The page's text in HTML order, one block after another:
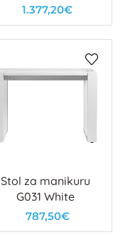
1.377,20€
Stol za manikuru
G031 White
787,50€